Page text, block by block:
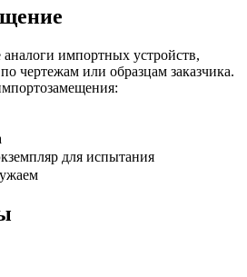
импортных устройств,
чертежам или образцам заказчика.
для испытания